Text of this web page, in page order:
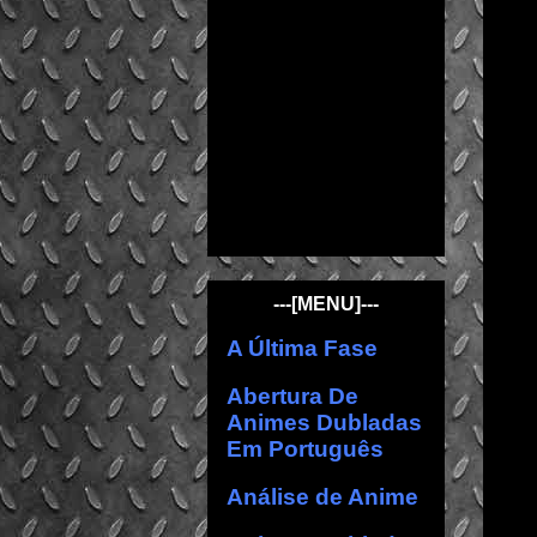
---[MENU]---
A Última Fase
Abertura De
Animes Dubladas
Em Português
Análise de Anime